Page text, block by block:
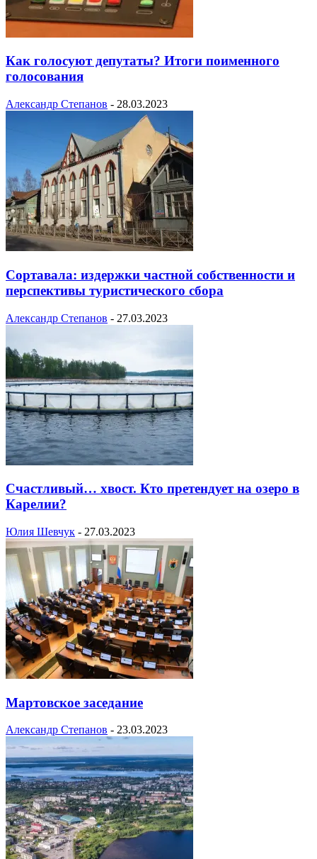
Как голосуют депутаты? Итоги поименного
голосования
Александр Степанов - 28.03.2023
Сортавала: издержки частной собственности и
перспективы туристического сбора
Александр Степанов - 27.03.2023
Счастливый… хвост. Кто претендует на озеро в
Карелии?
Юлия Шевчук - 27.03.2023
Мартовское заседание
Александр Степанов - 23.03.2023